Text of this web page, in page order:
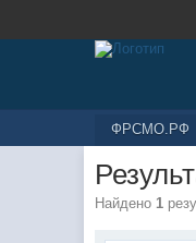
ФРСМО.РФ
Найдено1